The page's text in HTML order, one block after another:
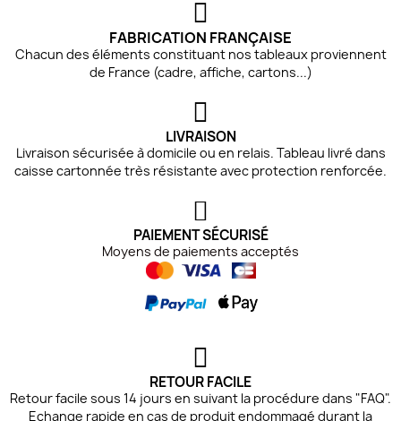
FABRICATION FRANÇAISE
Chacun des éléments constituant nos tableaux proviennent
de France (cadre, affiche, cartons...)
LIVRAISON
Livraison sécurisée à domicile ou en relais. Tableau livré dans
caisse cartonnée très résistante avec protection renforcée.
PAIEMENT SÉCURISÉ
Moyens de paiements acceptés
RETOUR FACILE
Retour facile sous 14 jours en suivant la procédure dans "FAQ".
Echange rapide en cas de produit endommagé durant la